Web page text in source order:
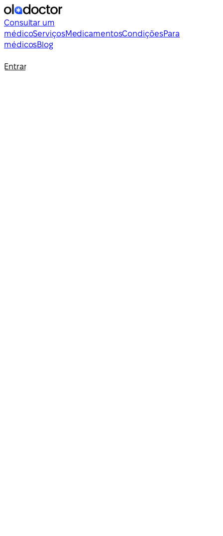
Consultar um
médicoServiçosMedicamentosCondiçõesPara
médicosBlog
Entrar